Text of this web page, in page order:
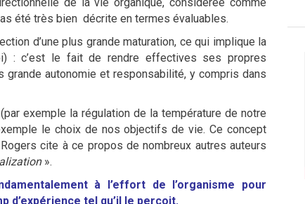
été très bien décrite en termes évaluables.
d’une plus grande maturation, ce qui implique la
: c’est le fait de rendre effectives ses propres
grande autonomie et responsabilité, y compris dans
exemple la régulation de la température de notre
le choix de nos objectifs de vie. Ce concept
cite à ce propos de nombreux autres auteurs
».
à l’effort de l’organisme pour
d’expérience tel qu’il le perçoit.